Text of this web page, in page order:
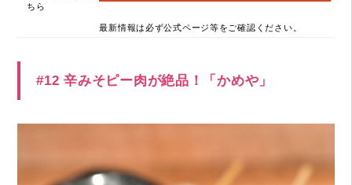
ちら
最新情報は必ず公式ページ等をご確認ください。
#12 辛みそピー肉が絶品！「かめや」